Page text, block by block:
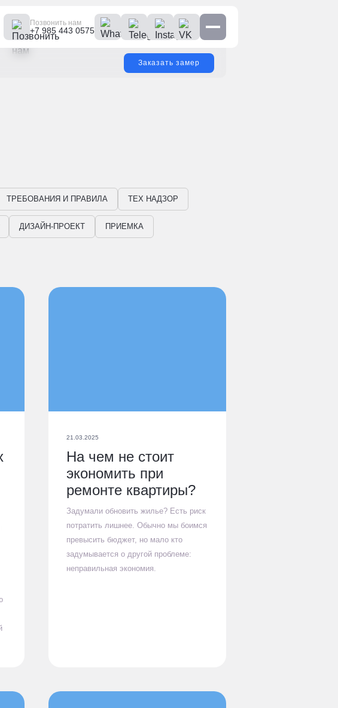
Позвонить нам
+7 985 443 0575
Заказать замер
ТРЕБОВАНИЯ И ПРАВИЛА ТЕХ НАДЗОР
ДИЗАЙН-ПРОЕКТ ПРИЕМКА
21.03.2025
На чем не стоит
экономить при
ремонте квартиры?
Задумали обновить жилье? Есть риск
потратить лишнее. Обычно мы боимся
превысить бюджет, но мало кто
задумывается о другой проблеме:
неправильная экономия.